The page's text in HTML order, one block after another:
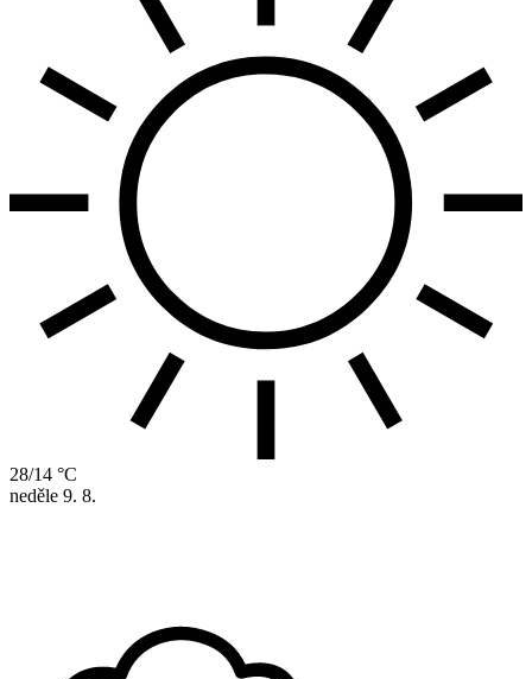
28/14 °C
neděle 9. 8.